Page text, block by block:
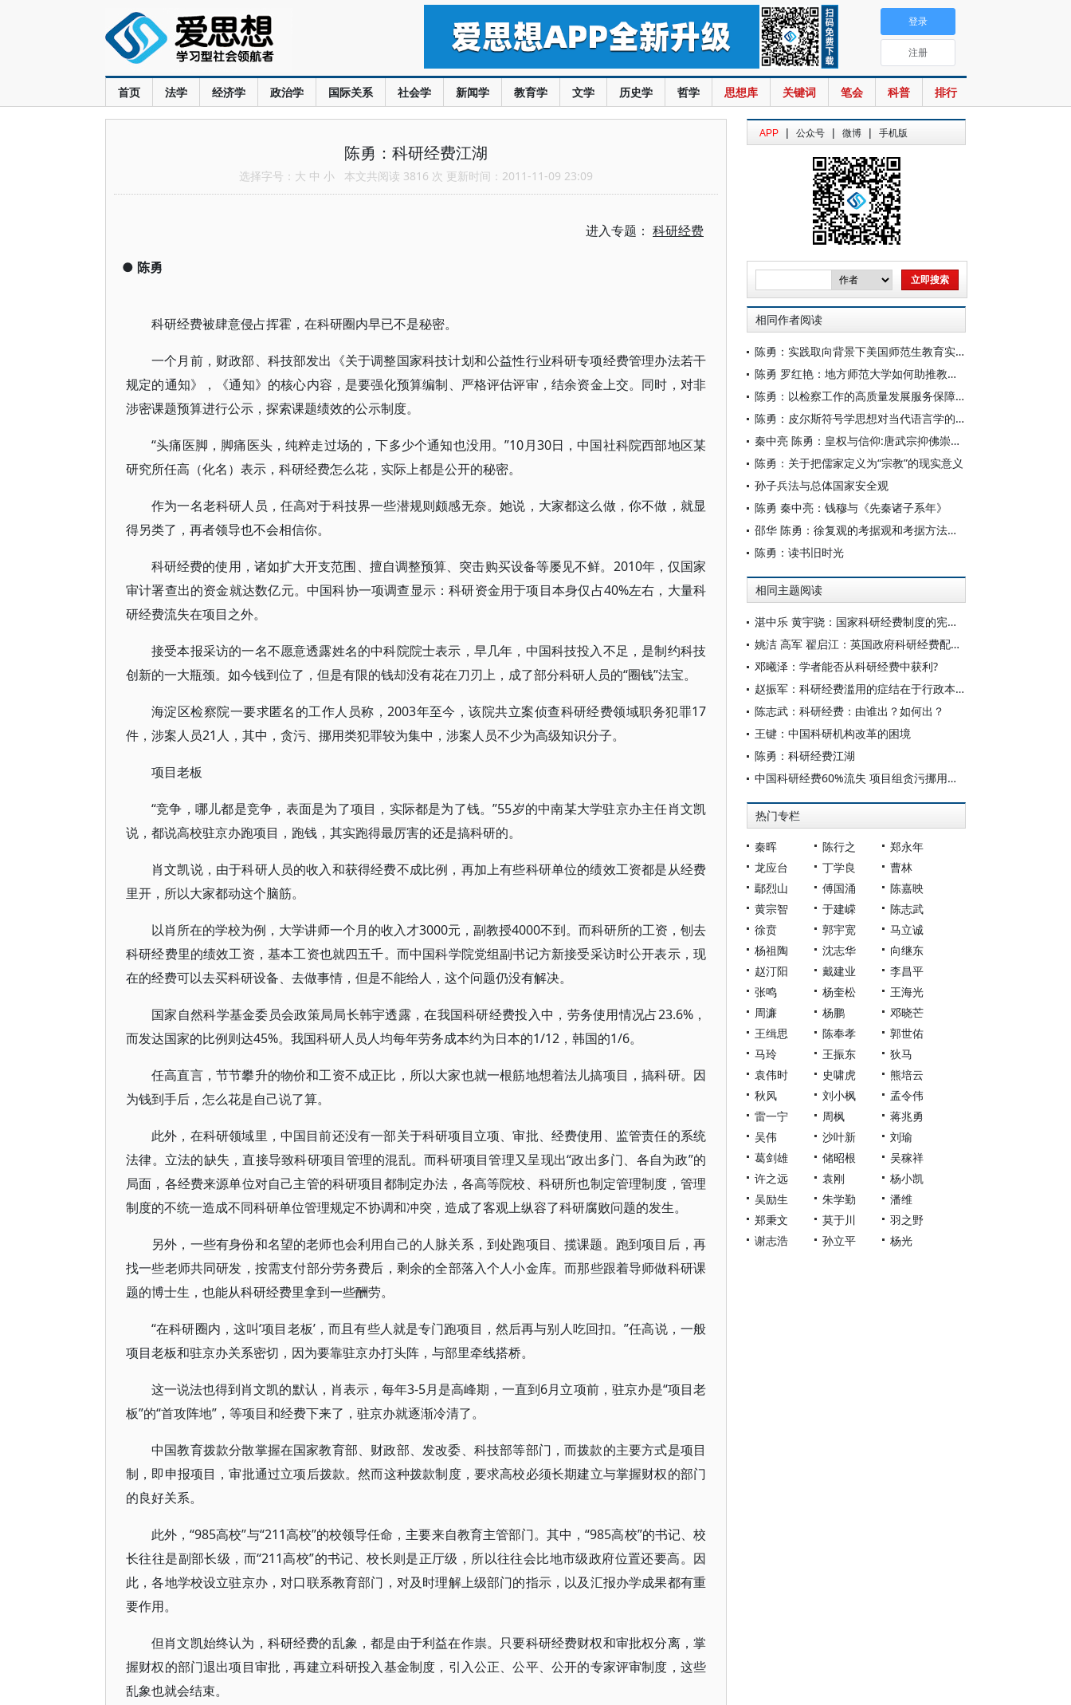
首页 法学 经济学 政治学 国际关系 社会学 新闻学 教育学 文学 历史学 哲学 思想库 关键词 笔会 科普 排行
登录
注册
陈勇：科研经费江湖
选择字号： 大 中 小 本文共阅读 3816 次 更新时间：2011-11-09 23:09
进入专题： 科研经费
● 陈勇
科研经费被肆意侵占挥霍，在科研圈内早已不是秘密。
一个月前，财政部、科技部发出《关于调整国家科技计划和公益性行业科研专项经费管理办法若干
规定的通知》，《通知》的核心内容，是要强化预算编制、严格评估评审，结余资金上交。同时，对非
涉密课题预算进行公示，探索课题绩效的公示制度。
“头痛医脚，脚痛医头，纯粹走过场的，下多少个通知也没用。”10月30日，中国社科院西部地区某
研究所任高（化名）表示，科研经费怎么花，实际上都是公开的秘密。
作为一名老科研人员，任高对于科技界一些潜规则颇感无奈。她说，大家都这么做，你不做，就显
得另类了，再者领导也不会相信你。
科研经费的使用，诸如扩大开支范围、擅自调整预算、突击购买设备等屡见不鲜。2010年，仅国家
审计署查出的资金就达数亿元。中国科协一项调查显示：科研资金用于项目本身仅占40%左右，大量科
研经费流失在项目之外。
接受本报采访的一名不愿意透露姓名的中科院院士表示，早几年，中国科技投入不足，是制约科技
创新的一大瓶颈。如今钱到位了，但是有限的钱却没有花在刀刃上，成了部分科研人员的“圈钱”法宝。
海淀区检察院一要求匿名的工作人员称，2003年至今，该院共立案侦查科研经费领域职务犯罪17
件，涉案人员21人，其中，贪污、挪用类犯罪较为集中，涉案人员不少为高级知识分子。
项目老板
“竞争，哪儿都是竞争，表面是为了项目，实际都是为了钱。”55岁的中南某大学驻京办主任肖文凯
说，都说高校驻京办跑项目，跑钱，其实跑得最厉害的还是搞科研的。
肖文凯说，由于科研人员的收入和获得经费不成比例，再加上有些科研单位的绩效工资都是从经费
里开，所以大家都动这个脑筋。
以肖所在的学校为例，大学讲师一个月的收入才3000元，副教授4000不到。而科研所的工资，刨去
科研经费里的绩效工资，基本工资也就四五千。而中国科学院党组副书记方新接受采访时公开表示，现
在的经费可以去买科研设备、去做事情，但是不能给人，这个问题仍没有解决。
国家自然科学基金委员会政策局局长韩宇透露，在我国科研经费投入中，劳务使用情况占23.6%，
而发达国家的比例则达45%。我国科研人员人均每年劳务成本约为日本的1/12，韩国的1/6。
任高直言，节节攀升的物价和工资不成正比，所以大家也就一根筋地想着法儿搞项目，搞科研。因
为钱到手后，怎么花是自己说了算。
此外，在科研领域里，中国目前还没有一部关于科研项目立项、审批、经费使用、监管责任的系统
法律。立法的缺失，直接导致科研项目管理的混乱。而科研项目管理又呈现出“政出多门、各自为政”的
局面，各经费来源单位对自己主管的科研项目都制定办法，各高等院校、科研所也制定管理制度，管理
制度的不统一造成不同科研单位管理规定不协调和冲突，造成了客观上纵容了科研腐败问题的发生。
另外，一些有身份和名望的老师也会利用自己的人脉关系，到处跑项目、揽课题。跑到项目后，再
找一些老师共同研发，按需支付部分劳务费后，剩余的全部落入个人小金库。而那些跟着导师做科研课
题的博士生，也能从科研经费里拿到一些酬劳。
“在科研圈内，这叫‘项目老板’，而且有些人就是专门跑项目，然后再与别人吃回扣。”任高说，一般
项目老板和驻京办关系密切，因为要靠驻京办打头阵，与部里牵线搭桥。
这一说法也得到肖文凯的默认，肖表示，每年3-5月是高峰期，一直到6月立项前，驻京办是“项目老
板”的“首攻阵地”，等项目和经费下来了，驻京办就逐渐冷清了。
中国教育拨款分散掌握在国家教育部、财政部、发改委、科技部等部门，而拨款的主要方式是项目
制，即申报项目，审批通过立项后拨款。然而这种拨款制度，要求高校必须长期建立与掌握财权的部门
的良好关系。
此外，“985高校”与“211高校”的校领导任命，主要来自教育主管部门。其中，“985高校”的书记、校
长往往是副部长级，而“211高校”的书记、校长则是正厅级，所以往往会比地市级政府位置还要高。因
此，各地学校设立驻京办，对口联系教育部门，对及时理解上级部门的指示，以及汇报办学成果都有重
要作用。
但肖文凯始终认为，科研经费的乱象，都是由于利益在作祟。只要科研经费财权和审批权分离，掌
握财权的部门退出项目审批，再建立科研投入基金制度，引入公正、公平、公开的专家评审制度，这些
乱象也就会结束。
APP | 公众号 | 微博 | 手机版
相同作者阅读
陈勇：实践取向背景下美国师范生教育实习质量保障机制探究
陈勇 罗红艳：地方师范大学如何助推教育强国建设
陈勇：以检察工作的高质量发展服务保障中国式现代化
陈勇：皮尔斯符号学思想对当代语言学的影响
秦中亮 陈勇：皇权与信仰:唐武宗抑佛崇道原因新探
陈勇：关于把儒家定义为“宗教”的现实意义
孙子兵法与总体国家安全观
陈勇 秦中亮：钱穆与《先秦诸子系年》
邵华 陈勇：徐复观的考据观和考据方法述论
陈勇：读书旧时光
相同主题阅读
湛中乐 黄宇骁：国家科研经费制度的宪法学释义
姚洁 高军 翟启江：英国政府科研经费配置的经验与启示
邓曦泽：学者能否从科研经费中获利?
赵振军：科研经费滥用的症结在于行政本位
陈志武：科研经费：由谁出？如何出？
王键：中国科研机构改革的困境
陈勇：科研经费江湖
中国科研经费60%流失 项目组贪污挪用中饱私囊
热门专栏
秦晖 陈行之
郑永年
龙应台
丁学良
曹林
鄢烈山
傅国涌
陈嘉映
黄宗智
于建嵘
陈志武
徐贲
郭宇宽
马立诚
杨祖陶
沈志华
向继东
赵汀阳
戴建业
李昌平
张鸣
杨奎松
王海光
周濂
杨鹏
邓晓芒
王缉思
陈奉孝
郭世佑
马玲
王振东
狄马
袁伟时
史啸虎
熊培云
秋风
刘小枫
孟令伟
雷一宁
周枫
蒋兆勇
吴伟
沙叶新
刘瑜
葛剑雄
储昭根
吴稼祥
许之远
袁刚
杨小凯
吴励生
朱学勤
潘维
郑秉文
莫于川
羽之野
谢志浩
孙立平 杨光